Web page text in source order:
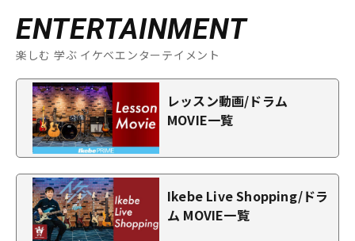
ENTERTAINMENT
楽しむ 学ぶ イケベエンターテイメント
レッスン動画/ドラム
MOVIE一覧
Ikebe Live Shopping/ドラ
ム MOVIE一覧